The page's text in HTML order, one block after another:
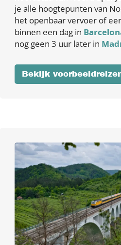
je alle hoogtepunten van
het openbaar vervoer of
binnen een dag in
nog geen 3 uur later in
Bekijk